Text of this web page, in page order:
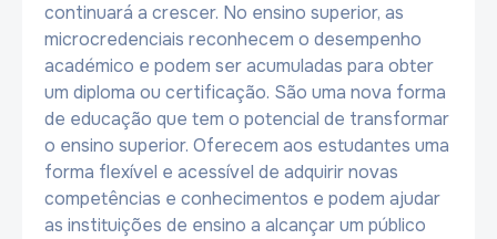
continuará a crescer. No ensino superior, as
microcredenciais reconhecem o desempenho
académico e podem ser acumuladas para obter
um diploma ou certificação. São uma nova forma
de educação que tem o potencial de transformar
o ensino superior. Oferecem aos estudantes uma
forma flexível e acessível de adquirir novas
competências e conhecimentos e podem ajudar
as instituições de ensino a alcançar um público